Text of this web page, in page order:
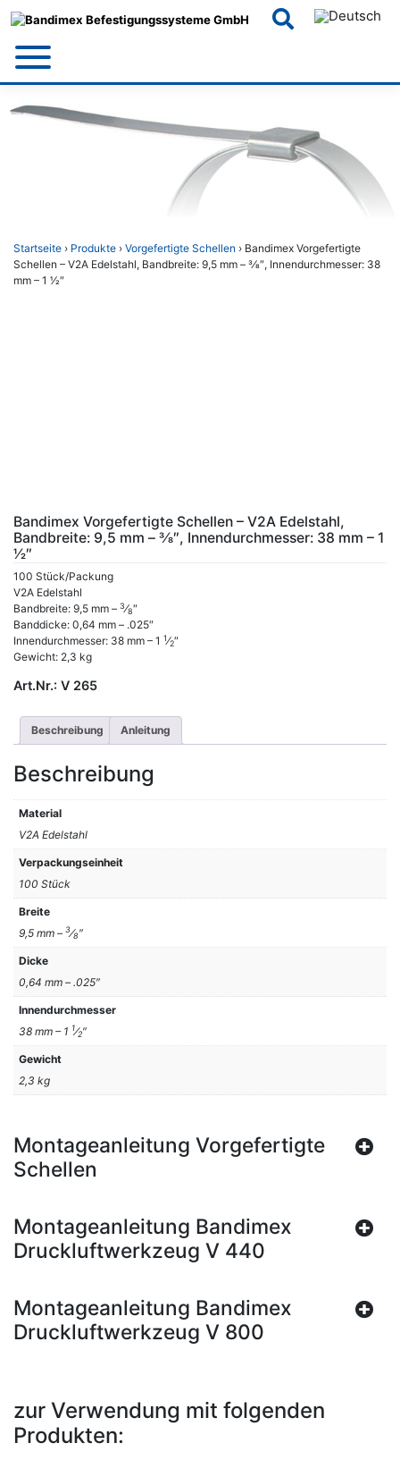
Startseite › Produkte › Vorgefertigte Schellen › Bandimex Vorgefertigte
Schellen – V2A Edelstahl, Bandbreite: 9,5 mm – 3⁄8″, Innendurchmesser: 38
mm – 1 1⁄2″
Bandimex Vorgefertigte Schellen – V2A Edelstahl,
Bandbreite: 9,5 mm – 3⁄8″, Innendurchmesser: 38 mm – 1
1⁄2″
100 Stück/Packung
V2A Edelstahl
Bandbreite: 9,5 mm – 3⁄8″
Banddicke: 0,64 mm – .025″
Innendurchmesser: 38 mm – 1 1⁄2″
Gewicht: 2,3 kg
Art.Nr.: V 265
Beschreibung Anleitung
Beschreibung
Material
V2A Edelstahl
Verpackungseinheit
100 Stück
Breite
9,5 mm – 3⁄8″
Dicke
0,64 mm – .025″
Innendurchmesser
38 mm – 1 1⁄2″
Gewicht
2,3 kg
Montageanleitung Vorgefertigte
Schellen
Montageanleitung Bandimex
Druckluftwerkzeug V 440
Montageanleitung Bandimex
Druckluftwerkzeug V 800
zur Verwendung mit folgenden
Produkten: